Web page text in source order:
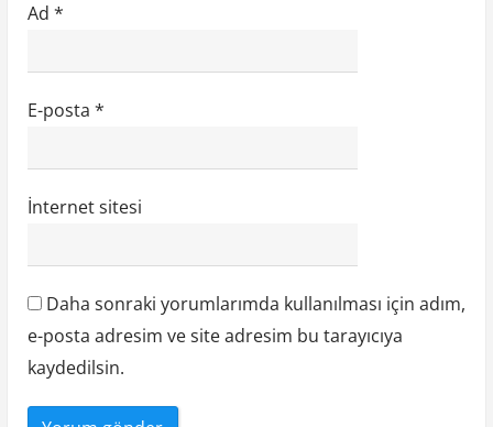
Ad *
E-posta *
İnternet sitesi
Daha sonraki yorumlarımda kullanılması için adım,
e-posta adresim ve site adresim bu tarayıcıya
kaydedilsin.